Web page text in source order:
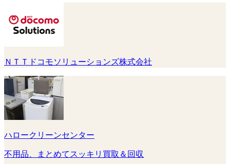
ＮＴＴドコモソリューションズ株式会社
ハロークリーンセンター
不用品、まとめてスッキリ買取＆回収